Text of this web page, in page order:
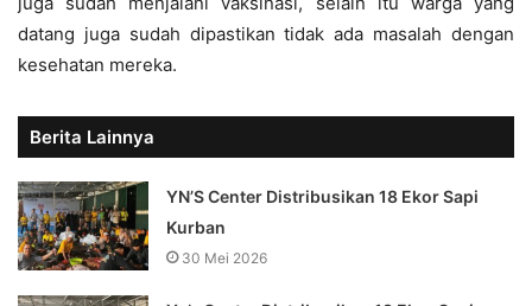
datang juga sudah dipastikan tidak ada masalah dengan
kesehatan mereka.
Berita Lainnya
YN’S Center Distribusikan 18 Ekor Sapi
Kurban
30 Mei 2026